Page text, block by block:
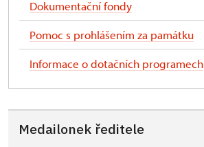
Dokumentační fondy
Pomoc s prohlášením za památku
Informace o dotačních programech
Medailonek ředitele